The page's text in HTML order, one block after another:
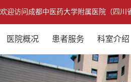
欢迎访问成都中医药大学附属医院（四川
医院概况 患者服务 科室介绍